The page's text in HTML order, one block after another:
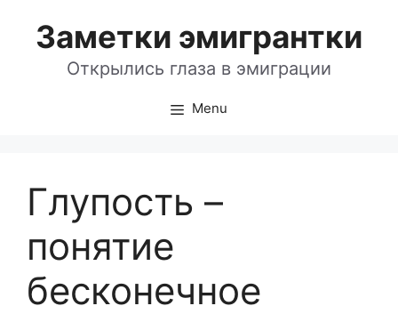
contentЗаметки эмигрантки
Открылись глаза в эмиграции
Menu
Глупость –
понятие
бесконечное